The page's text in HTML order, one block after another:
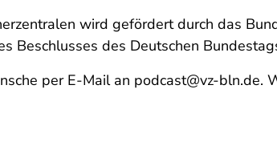
wird gefördert durch das
Beschlusses des Deutschen
per E-Mail an podcast@vz-bln.de.